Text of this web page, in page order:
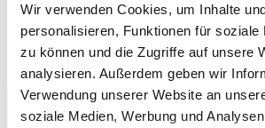
Wir verwenden Cookies, um Inhalte
personalisieren, Funktionen für soziale
zu können und die Zugriffe auf unsere
analysieren. Außerdem geben wir
Verwendung unserer Website an
soziale Medien, Werbung und
PAYBACK